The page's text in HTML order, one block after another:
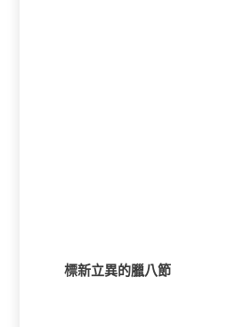
標新立異的臘八節